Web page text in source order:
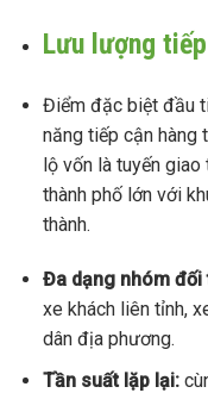
Lưu lượng
Điểm đặc biệt đầu
năng tiếp cận hàng
lộ vốn là tuyến
thành phố lớn với
thành.
Đa dạng nhóm đối
xe khách liên tỉnh,
dân địa phương.
Tần suất lặp lại: